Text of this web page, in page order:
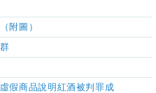
附圖）
假商品說明紅酒被判罪成